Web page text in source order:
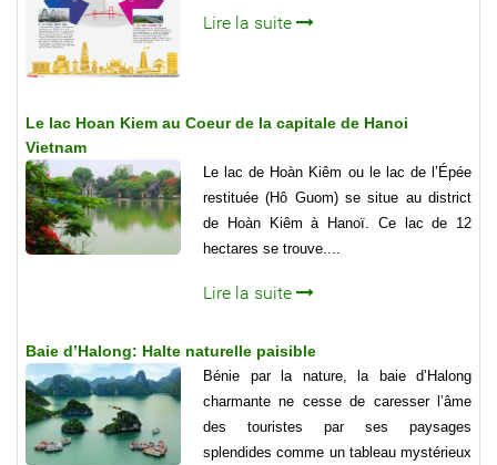
Lire la suite
Le lac Hoan Kiem au Coeur de la capitale de Hanoi
Vietnam
Le lac de Hoàn Kiêm ou le lac de l’Épée
restituée (Hô Guom) se situe au district
de Hoàn Kiêm à Hanoï. Ce lac de 12
hectares se trouve....
Lire la suite
Baie d’Halong: Halte naturelle paisible
Bénie par la nature, la baie d’Halong
charmante ne cesse de caresser l’âme
des touristes par ses paysages
splendides comme un tableau mystérieux